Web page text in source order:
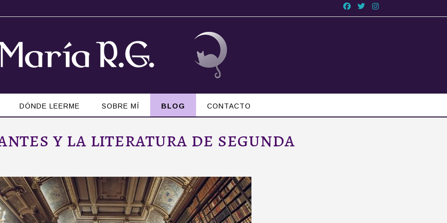
DÓNDE LEERME SOBRE MÍ BLOG CONTACTO
y la literatura de segunda